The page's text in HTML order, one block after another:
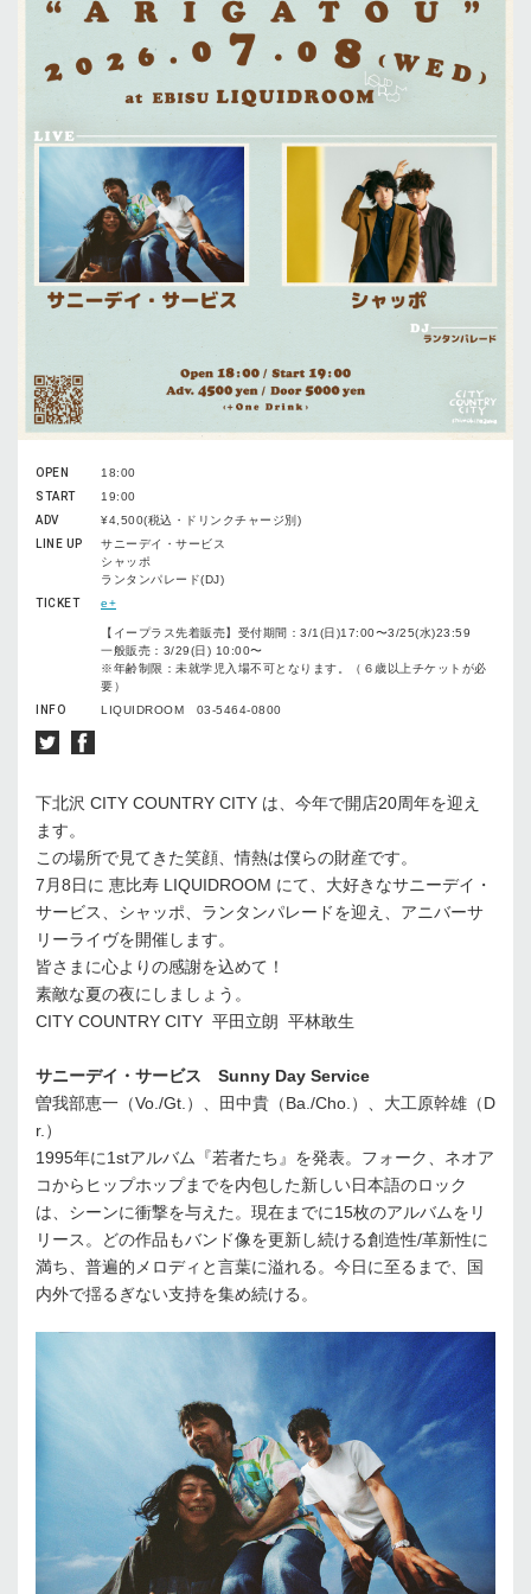
OPEN
18:00
START
19:00
ADV
¥4,500(税込・ドリンクチャージ別)
LINE UP
サニーデイ・サービス
シャッポ
ランタンパレード(DJ)
TICKET
e+
【イープラス先着販売】受付期間：3/1(日)17:00〜3/25(水)23:59
一般販売：3/29(日) 10:00〜
※年齢制限：未就学児入場不可となります。（６歳以上チケットが必
要）
INFO
LIQUIDROOM 03-5464-0800
下北沢 CITY COUNTRY CITY は、今年で開店20周年を迎え
ます。
この場所で見てきた笑顔、情熱は僕らの財産です。
7月8日に 恵比寿 LIQUIDROOM にて、大好きなサニーデイ・
サービス、シャッポ、ランタンパレードを迎え、アニバーサ
リーライヴを開催します。
皆さまに心よりの感謝を込めて！
素敵な夏の夜にしましょう。
CITY COUNTRY CITY 平田立朗 平林敢生
サニーデイ・サービス Sunny Day Service
曽我部恵一（Vo./Gt.）、田中貴（Ba./Cho.）、大工原幹雄（D
r.）
1995年に1stアルバム『若者たち』を発表。フォーク、ネオア
コからヒップホップまでを内包した新しい日本語のロック
は、シーンに衝撃を与えた。現在までに15枚のアルバムをリ
リース。どの作品もバンド像を更新し続ける創造性/革新性に
満ち、普遍的メロディと言葉に溢れる。今日に至るまで、国
内外で揺るぎない支持を集め続ける。